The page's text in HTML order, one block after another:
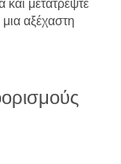
μετατρέψτε
αξέχαστη